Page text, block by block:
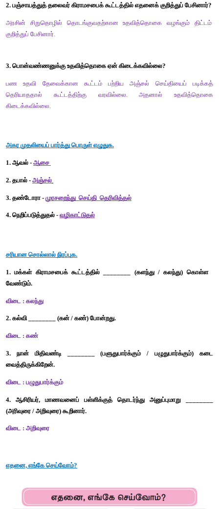
(ஈ) கல்வி
விடை : ஈ) கல்வி
5. 'தண்டோரா' என்பதன் பொருள் தராத சொல் ___________
(அ) முரசுஅறிவித்தல்
(ஈ) எழுதுதல்
விடை : ஈ) எழுதுதல்
வினாக்களுக்கு விடையளி
கட்டாயம் கலந்துகொள்ள வேண்டும்.
2. பஞ்சாயத்துத் தலைவர் கிராமசபைக் கூட்டத்தில் எதனைக்
அரசின் சிறுதொழில் தொடங்குவதற்கான உதவித்தொகை
குறித்துப் பேசினார்.
பண உதவி தேவைக்கான கூட்டம் பற்றிய அஞ்சல்
தெரியாததால் கூட்டத்திற்கு வரவில்லை. அதனால்
அகர முதலியைப் பார்த்து பொருள் எழுதுக.